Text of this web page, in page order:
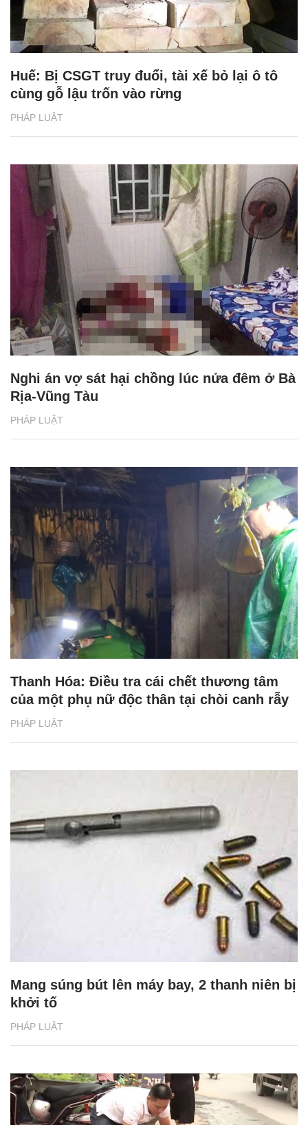
PHÁP LUẬT
Huế: Bị CSGT truy đuổi, tài xế bỏ lại ô tô
cùng gỗ lậu trốn vào rừng
PHÁP LUẬT
Nghi án vợ sát hại chồng lúc nửa đêm ở Bà
Rịa-Vũng Tàu
PHÁP LUẬT
Thanh Hóa: Điều tra cái chết thương tâm
của một phụ nữ độc thân tại chòi canh rẫy
PHÁP LUẬT
Mang súng bút lên máy bay, 2 thanh niên bị
khởi tố